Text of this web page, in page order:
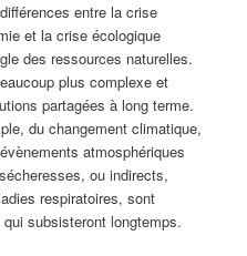
entre la crise
et la crise écologique
des ressources naturelles.
plus complexe et
partagées à long terme.
du changement climatique,
atmosphériques
ou indirects,
respiratoires, sont
subsisteront longtemps.